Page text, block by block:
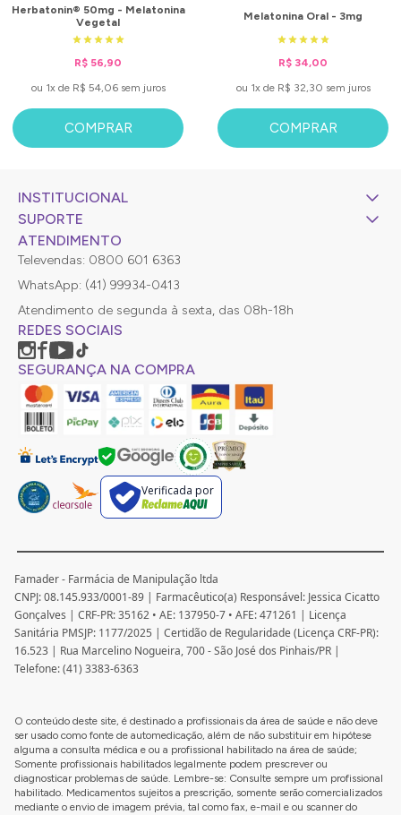
Herbatonin® 50mg - Melatonina
Vegetal
R$ 56,90
ou 1x de R$ 54,06 sem juros
COMPRAR
Melatonina Oral - 3mg
R$ 34,00
ou 1x de R$ 32,30 sem juros
COMPRAR
INSTITUCIONAL
SUPORTE
ATENDIMENTO
Televendas: 0800 601 6363
WhatsApp: (41) 99934-0413
Atendimento de segunda à sexta, das 08h-18h
REDES SOCIAIS
SEGURANÇA NA COMPRA
Verificada por
Famader - Farmácia de Manipulação ltda
CNPJ: 08.145.933/0001-89 | Farmacêutico(a) Responsável: Jessica Cicatto
Gonçalves | CRF-PR: 35162 • AE: 137950-7 • AFE: 471261 | Licença
Sanitária PMSJP: 1177/2025 | Certidão de Regularidade (Licença CRF-PR):
16.523 | Rua Marcelino Nogueira, 700 - São José dos Pinhais/PR |
Telefone: (41) 3383-6363
O conteúdo deste site, é destinado a profissionais da área de saúde e não deve
ser usado como fonte de automedicação, além de não substituir em hipótese
alguma a consulta médica e ou a profissional habilitado na área de saúde;
Somente profissionais habilitados legalmente podem prescrever ou
diagnosticar problemas de saúde. Lembre-se: Consulte sempre um profissional
habilitado. Medicamentos sujeitos a prescrição, somente serão comercializados
mediante o envio de imagem prévia, tal como fax, e-mail e ou scanner do